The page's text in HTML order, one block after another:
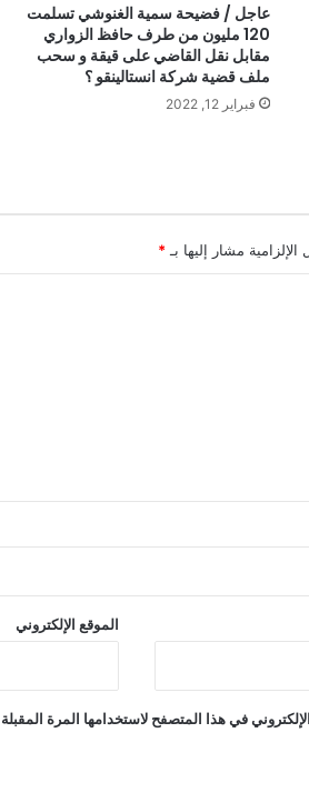
عاجل / فضيحة سمية الغنوشي تسلمت
120 مليون من طرف حافظ الزواري
مقابل نقل القاضي على قيقة و سحب
ملف قضية شركة انستالينقو ؟
فبراير 12, 2022
الإلزامية مشار إليها بـ *
الموقع الإلكتروني
في هذا المتصفح لاستخدامها المرة